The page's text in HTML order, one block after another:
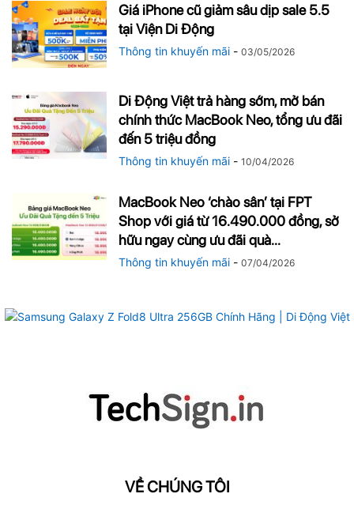
Giá iPhone cũ giảm sâu dịp sale 5.5
tại Viện Di Động
Thông tin khuyến mãi - 03/05/2026
Di Động Việt trả hàng sớm, mở bán
chính thức MacBook Neo, tổng ưu đãi
đến 5 triệu đồng
Thông tin khuyến mãi - 10/04/2026
MacBook Neo ‘chào sân’ tại FPT
Shop với giá từ 16.490.000 đồng, sở
hữu ngay cùng ưu đãi quà...
Thông tin khuyến mãi - 07/04/2026
VỀ CHÚNG TÔI